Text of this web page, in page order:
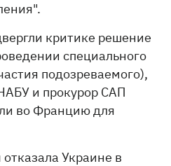
критике решение
специального
подозреваемого),
и прокурор САП
во Францию ​​для
Украине в